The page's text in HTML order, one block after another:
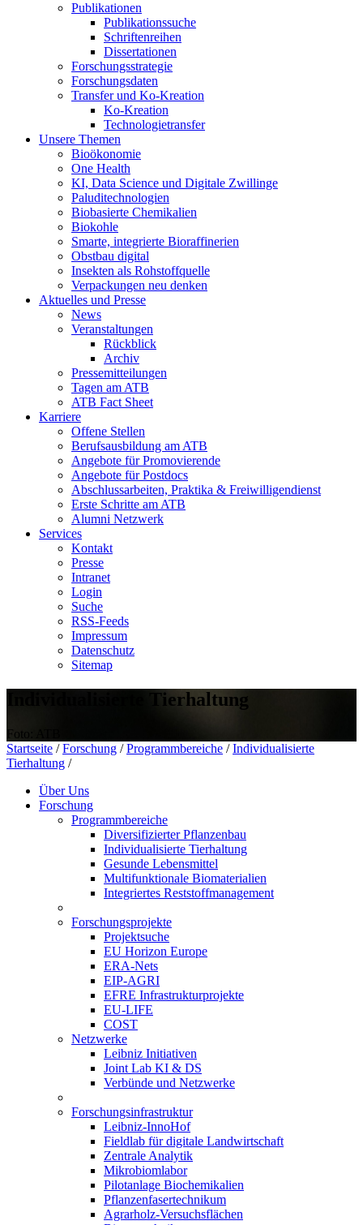
Publikationen
Publikationssuche
Schriftenreihen
Dissertationen
Forschungsstrategie
Forschungsdaten
Transfer und Ko-Kreation
Ko-Kreation
Technologietransfer
Unsere Themen
Bioökonomie
One Health
KI, Data Science und Digitale Zwillinge
Paluditechnologien
Biobasierte Chemikalien
Biokohle
Smarte, integrierte Bioraffinerien
Obstbau digital
Insekten als Rohstoffquelle
Verpackungen neu denken
Aktuelles und Presse
News
Veranstaltungen
Rückblick
Archiv
Pressemitteilungen
Tagen am ATB
ATB Fact Sheet
Karriere
Offene Stellen
Berufsausbildung am ATB
Angebote für Promovierende
Angebote für Postdocs
Abschlussarbeiten, Praktika & Freiwilligendienst
Erste Schritte am ATB
Alumni Netzwerk
Services
Kontakt
Presse
Intranet
Login
Suche
RSS-Feeds
Impressum
Datenschutz
Sitemap
Individualisierte Tierhaltung
Foto: ATB
Startseite / Forschung / Programmbereiche / Individualisierte
Tierhaltung /
Über Uns
Forschung
Programmbereiche
Diversifizierter Pflanzenbau
Individualisierte Tierhaltung
Gesunde Lebensmittel
Multifunktionale Biomaterialien
Integriertes Reststoffmanagement
Forschungsprojekte
Projektsuche
EU Horizon Europe
ERA-Nets
EIP-AGRI
EFRE Infrastrukturprojekte
EU-LIFE
COST
Netzwerke
Leibniz Initiativen
Joint Lab KI & DS
Verbünde und Netzwerke
Forschungsinfrastruktur
Leibniz-InnoHof
Fieldlab für digitale Landwirtschaft
Zentrale Analytik
Mikrobiomlabor
Pilotanlage Biochemikalien
Pflanzenfasertechnikum
Agrarholz-Versuchsflächen